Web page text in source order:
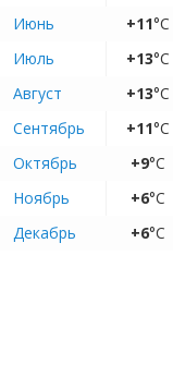
Июнь
+11°C
Июль
+13°C
Август
+13°C
Сентябрь
+11°C
Октябрь
+9°C
Ноябрь
+6°C
Декабрь
+6°C